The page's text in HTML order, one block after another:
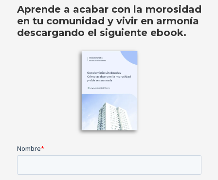
Aprende a acabar con la morosidad
en tu comunidad y vivir en armonía
descargando el siguiente ebook.